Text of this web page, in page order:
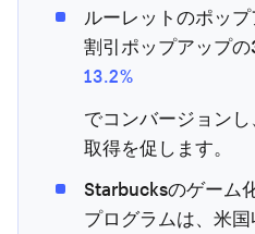
ルーレットのポッ
割引ポップアップの
13.2%
でコンバージョン
取得を促します。
Starbucksのゲーム
プログラムは、米